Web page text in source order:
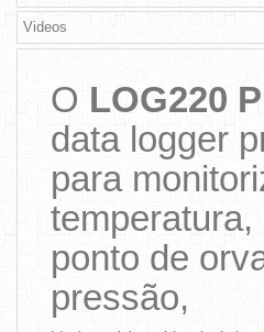
Videos
O LOG220
data logger
para
temperatura,
ponto de
pressão,